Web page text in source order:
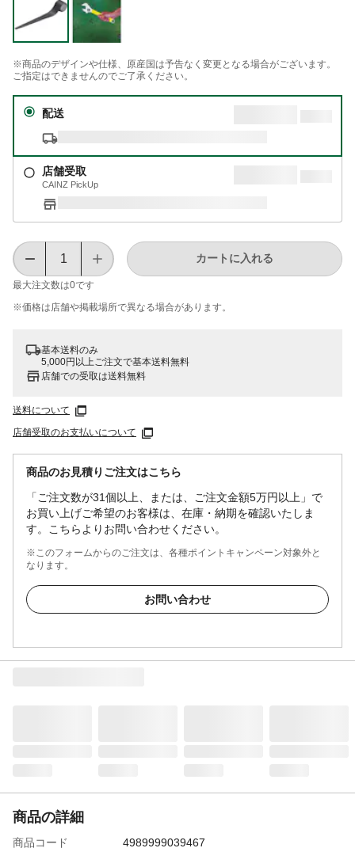
※商品のデザインや仕様、原産国は予告なく変更となる場合がございます。
ご指定はできませんのでご了承ください。
配送
店舗受取
CAINZ PickUp
最大注文数は0です
カートに入れる
※価格は​店舗や​掲載場所で​異なる​場合が​あります。
基本送料のみ
5,000円以上ご注文で基本送料無料
店舗での受取は送料無料
送料について
店舗受取のお支払いについて
商品のお見積りご注文はこちら
「ご注文数が31個以上、または、ご注文金額5万円以上」で
お買い上げご希望のお客様は、在庫・納期を確認いたしま
す。こちらよりお問い合わせください。
※このフォームからのご注文は、各種ポイントキャンペーン対象外と
なります。
お問い合わせ
商品の詳細
商品コード
4989999039467